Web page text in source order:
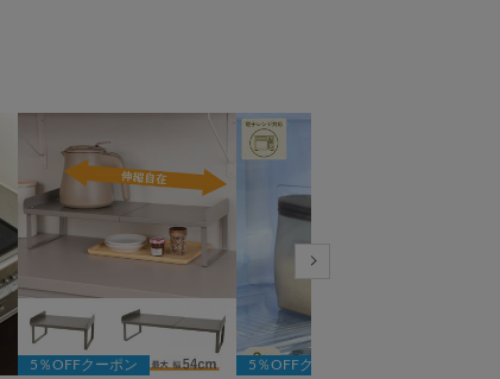
5％OFFクーポン 5％OFFクーポン